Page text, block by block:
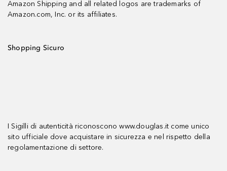
Amazon Shipping and all related logos are trademarks of
Amazon.com, Inc. or its affiliates.
Shopping Sicuro
I Sigilli di autenticità riconoscono www.douglas.it come unico
sito ufficiale dove acquistare in sicurezza e nel rispetto della
regolamentazione di settore.